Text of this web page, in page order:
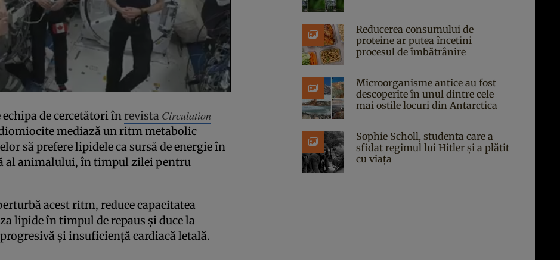
de cercetători înrevista Circulation
mediază un ritm metabolic
să prefere lipidele ca sursă de energie în
al animalului, în timpul zilei pentru
acest ritm, reduce capacitatea
lipide în timpul de repaus și duce la
și insuficiență cardiacă letală.
Reducerea consumului de
proteine ar putea încetini
procesul de îmbătrânire
Microorganisme antice au fost
descoperite în unul dintre cele
mai ostile locuri din Antarctica
Sophie Scholl, studenta care a
sfidat regimul lui Hitler și a plătit
cu viața